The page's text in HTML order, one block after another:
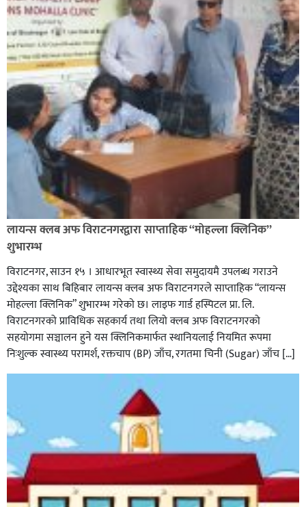
लायन्स क्लब अफ विराटनगरद्वारा साप्ताहिक “मोहल्ला क्लिनिक”
शुभारम्भ
विराटनगर, साउन १५ । आधारभूत स्वास्थ्य सेवा समुदायमै उपलब्ध गराउने
उद्देश्यका साथ बिहिबार लायन्स क्लब अफ विराटनगरले साप्ताहिक “लायन्स
मोहल्ला क्लिनिक” शुभारम्भ गरेकाे छ। लाइफ गार्ड हस्पिटल प्रा. लि.
विराटनगरको प्राविधिक सहकार्य तथा लियो क्लब अफ विराटनगरको
सहयोगमा सञ्चालन हुने यस क्लिनिकमार्फत स्थानियलाई नियमित रूपमा
निःशुल्क स्वास्थ्य परामर्श, रक्तचाप (BP) जाँच, रगतमा चिनी (Sugar) जाँच […]